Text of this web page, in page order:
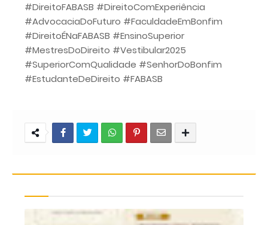
#DireitoFABASB #DireitoComExperiência
#AdvocaciaDoFuturo #FaculdadeEmBonfim
#DireitoÉNaFABASB #EnsinoSuperior
#MestresDoDireito #Vestibular2025
#SuperiorComQualidade #SenhorDoBonfim
#EstudanteDeDireito #FABASB